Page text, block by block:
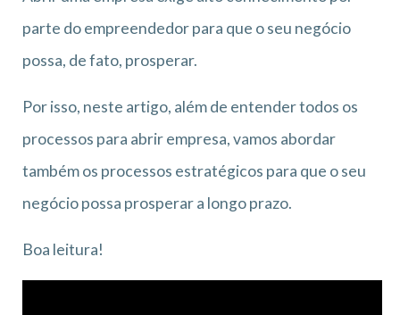
parte do empreendedor para que o seu negócio
possa, de fato, prosperar.
Por isso, neste artigo, além de entender todos os
processos para abrir empresa, vamos abordar
também os processos estratégicos para que o seu
negócio possa prosperar a longo prazo.
Boa leitura!